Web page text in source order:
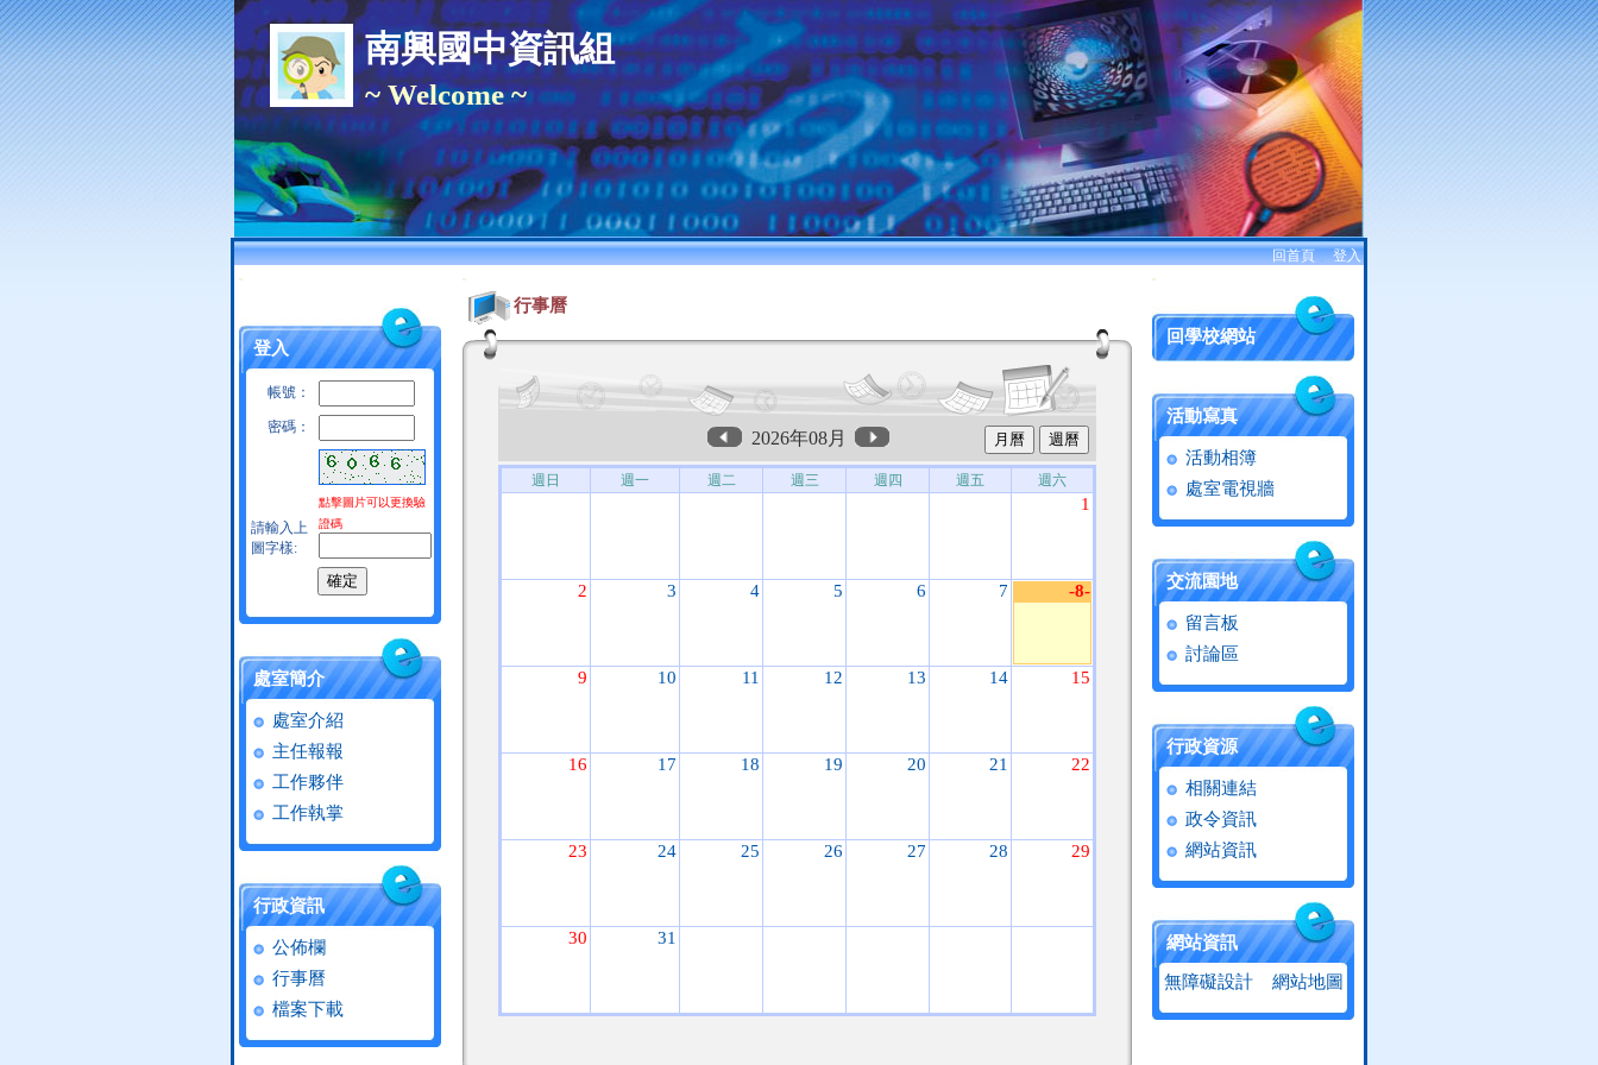
南興國中資訊組
~ Welcome ~
回首頁、登入
:::
登入
帳號：
密碼：
請輸入上
圖字樣:
點擊圖片可以更換驗
證碼
處室簡介
處室介紹
主任報報
工作夥伴
工作執掌
行政資訊
公佈欄
行事曆
檔案下載
:::
行事曆
2026年08月
週日 週一 週二 週三 週四 週五 週六
1
2 3 4 5 6 7 -8-
9 10 11 12 13 14 15
16 17 18 19 20 21 22
23 24 25 26 27 28 29
30 31
:::
回學校網站
活動寫真
活動相簿
處室電視牆
交流園地
留言板
討論區
行政資源
相關連結
政令資訊
網站資訊
網站資訊
無障礙設計 網站地圖